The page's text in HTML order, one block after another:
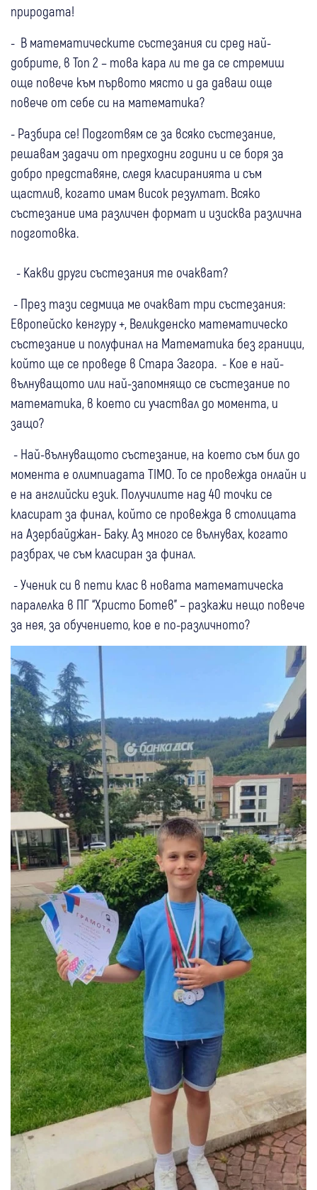
природата!
- В математическите състезания си сред най-
добрите, в Топ 2 – това кара ли те да се стремиш
още повече към първото място и да даваш още
повече от себе си на математика?
- Разбира се! Подготвям се за всяко състезание,
решавам задачи от предходни години и се боря за
добро представяне, следя класиранията и съм
щастлив, когато имам висок резултат. Всяко
състезание има различен формат и изисква различна
подготовка.
- Какви други състезания те очакват?
- През тази седмица ме очакват три състезания:
Европейско кенгуру +, Великденско математическо
състезание и полуфинал на Математика без граници,
който ще се проведе в Стара Загора. - Кое е най-
вълнуващото или най-запомнящо се състезание по
математика, в което си участвал до момента, и
защо?
- Най-вълнуващото състезание, на което съм бил до
момента е олимпиадата TIMO. То се провежда онлайн и
е на английски език. Получилите над 40 точки се
класират за финал, който се провежда в столицата
на Азербайджан- Баку. Аз много се вълнувах, когато
разбрах, че съм класиран за финал.
- Ученик си в пети клас в новата математическа
паралелка в ПГ “Христо Ботев” – разкажи нещо повече
за нея, за обучението, кое е по-различното?